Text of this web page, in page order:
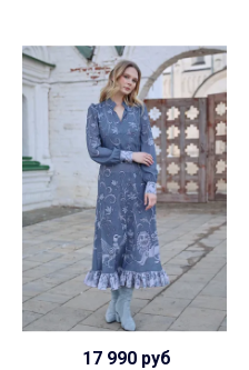
17 990 руб